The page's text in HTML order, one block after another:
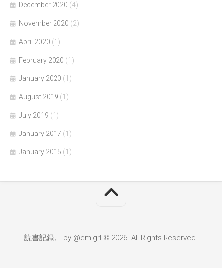
December 2020 (4)
November 2020 (2)
April 2020 (1)
February 2020 (1)
January 2020 (1)
August 2019 (1)
July 2019 (1)
January 2017 (1)
January 2015 (1)
読書記録。 by @emigrl © 2026. All Rights Reserved.